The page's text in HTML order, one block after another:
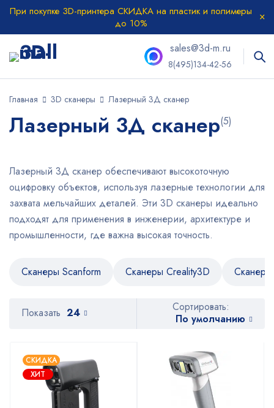
При покупке 3D-принтера СКИДКА на пластик и полимеры
до 10%
sales@3d-m.ru
8(495)134-42-56
Главная 3D сканеры Лазерный 3Д сканер
Лазерный 3Д сканер(5)
Лазерный 3Д сканер обеспечивают высокоточную
оцифровку объектов, используя лазерные технологии для
захвата мельчайших деталей. Эти 3D сканеры идеально
подходят для применения в инженерии, архитектуре и
промышленности, где важна высокая точность.
Сканеры Scanform Сканеры Creality3D
Сортировать:
По умолчанию
Показать 24
СКИДКА
ХИТ